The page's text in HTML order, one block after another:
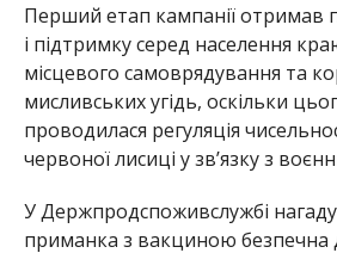
Перший етап кампанії отримав
і підтримку серед населення
місцевого самоврядування та
мисливських угідь, оскільки
проводилася регуляція
червоної лисиці у зв’язку з
У Держпродспоживслужбі
приманка з вакциною безпечна